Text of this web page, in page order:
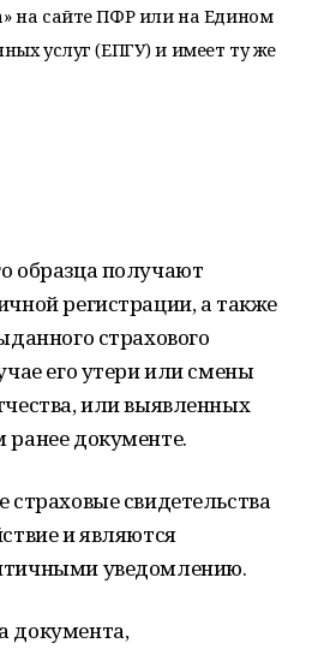
на сайте ПФР или на Едином
услуг (ЕПГУ) и имеет ту же
образца получают
регистрации, а также
страхового
его утери или смены
или выявленных
документе.
свидетельства
и являются
уведомлению.
документа,